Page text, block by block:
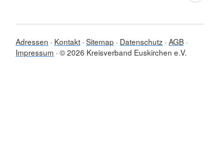
Adressen Kontakt Sitemap Datenschutz AGB
Impressum © 2026 Kreisverband Euskirchen e.V.